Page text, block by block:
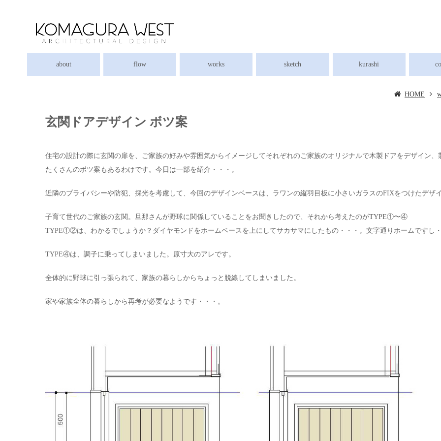
about flow works sketch kurashi
HOME
玄関ドアデザイン ボツ案
住宅の設計の際に玄関の扉を、ご家族の好みや雰囲気からイメージしてそれぞれのご家族のオリジナルで木製ドアをデザイン
たくさんのボツ案もあるわけです。今日は一部を紹介・・・。
近隣のプライバシーや防犯、採光を考慮して、今回のデザインベースは、ラワンの縦羽目板に小さいガラスのFIXをつけたデザ
子育て世代のご家族の玄関。旦那さんが野球に関係していることをお聞きしたので、それから考えたのがTYPE①〜④
TYPE①②は、わかるでしょうか？ダイヤモンドをホームベースを上にしてサカサマにしたもの・・・。文字通りホームですし
TYPE④は、調子に乗ってしまいました。原寸大のアレです。
全体的に野球に引っ張られて、家族の暮らしからちょっと脱線してしまいました。
家や家族全体の暮らしから再考が必要なようです・・・。